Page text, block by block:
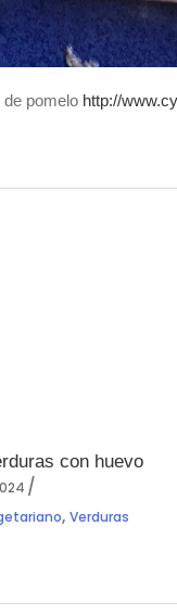
pomelo http://
con huevo
,Verduras